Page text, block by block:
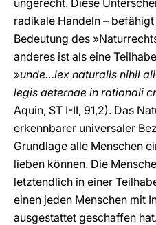
ungerecht. Diese
radikale Handeln –
Bedeutung des
anderes ist als eine
»unde…lex naturalis nihil
legis aeternae in rationali
Aquin, ST I-II, 91,2). Das
erkennbarer universaler
Grundlage alle Menschen
lieben können. Die
letztendlich in einer
einen jeden Menschen mit
ausgestattet geschaffen